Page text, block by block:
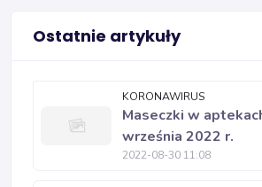
Ostatnie artykuły
KORONAWIRUS
Maseczki w
września 2022 r.
2022-08-30 11:08